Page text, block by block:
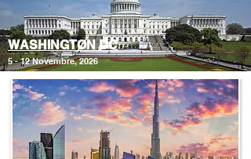
WASHINGTON DC
5 - 12 Novembre, 2026